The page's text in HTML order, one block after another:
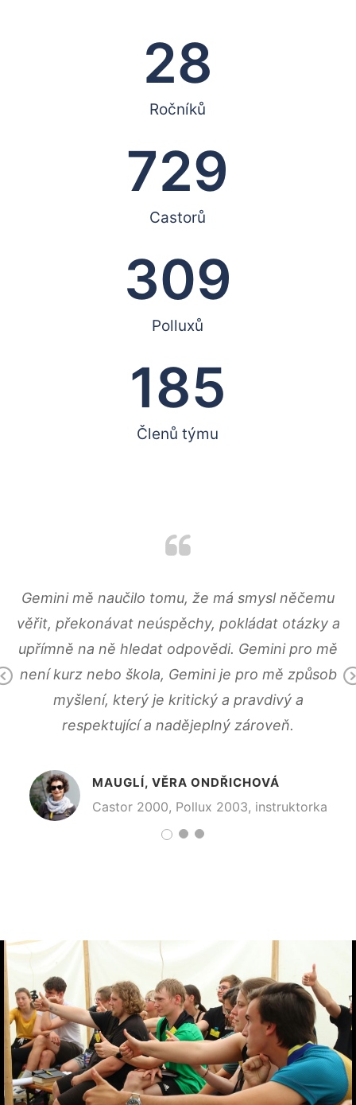
Ročníků
28
Castorů
729
Polluxů
309
Členů týmu
185
Previous
Gemini mě naučilo tomu, že má smysl něčemu
věřit, překonávat neúspěchy, pokládat otázky a
upřímně na ně hledat odpovědi. Gemini pro mě
není kurz nebo škola, Gemini je pro mě způsob
myšlení, který je kritický a pravdivý a
respektující a nadějeplný zároveň.
MAUGLÍ, VĚRA ONDŘICHOVÁ
Castor 2000, Pollux 2003, instruktorka
Gemini to je pro mě velká láska, přátelé, nové
zkušenosti a zážitky. Gemini mě nastartovalo
do další činnosti v oddíle.
HLINÍK
Castor 2006
Věděla jsem, že Gemini pro mě bude hodně
náročné, ale to jaké bylo doopravdy, předčilo
moje očekávání. Bylo to pro mě těžké, ale to,
co jsem dostala je mnohem víc, než bych si
mohla přát a než jsem si dokázala představit.
Castor 2018